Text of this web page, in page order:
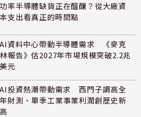
功率半導體缺貨正在醞釀？從大廠資
本支出看真正的時間點
AI資料中心帶動半導體需求 《麥克
林報告》估2027年市場規模突破2.2兆
美元
AI投資熱潮帶動需求 西門子調高全
年財測、單季工業事業利潤創歷史新
高